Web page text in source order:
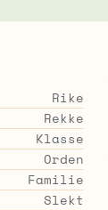
Rike
Rekke
Klasse
Orden
Familie
Slekt